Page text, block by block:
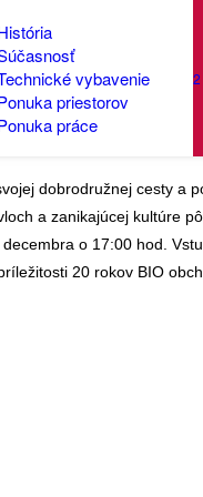
vybavenie
priestorov
prácedo
dobrodružnej cesty a
a zanikajúcej kultúre
o 17:00 hod.
20 rokov BIO